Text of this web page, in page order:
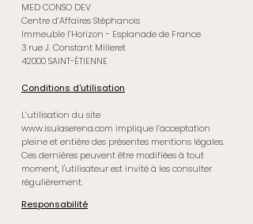
MED CONSO DEV
Centre d’Affaires Stéphanois
Immeuble l’Horizon - Esplanade de France
3 rue J. Constant Milleret
42000 SAINT-ÉTIENNE
Conditions d'utilisation
L’utilisation du site
www.isulaserena.com implique l’acceptation
pleine et entière des présentes mentions légales.
Ces dernières peuvent être modifiées à tout
moment, l'utilisateur est invité à les consulter
régulièrement.
Responsabilité